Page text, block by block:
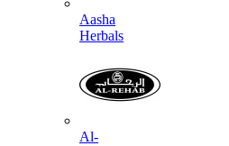
Aasha
Herbals
Al-